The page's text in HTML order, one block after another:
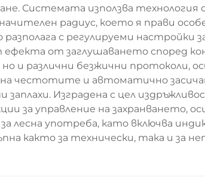
Системата използва технология
радиус, което я прави
с регулируеми
ефекта от заглушаването според
и различни безжични протоколи,
честотите и автоматично
Изградена с цел
за управление на захранването,
употреба, като включва
както за технически, така и за